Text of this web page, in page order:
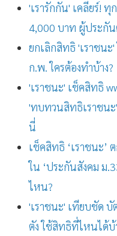
'เรารักกัน' เคลียร์!
4,000 บาท ผู้ประกั
ยกเลิกสิทธิ 'เราชนะ
ก.พ. ใครต้องทำบ้าง?
'เราชนะ' เช็คสิทธิ
'ทบทวนสิทธิเราชน
นี่
เช็คสิทธิ ‘เราชนะ’
ใน ‘ประกันสังคม ม
ไหน?
'เราชนะ' เทียบชัด
ตัง ใช้สิทธิที่ไหนได้บ้